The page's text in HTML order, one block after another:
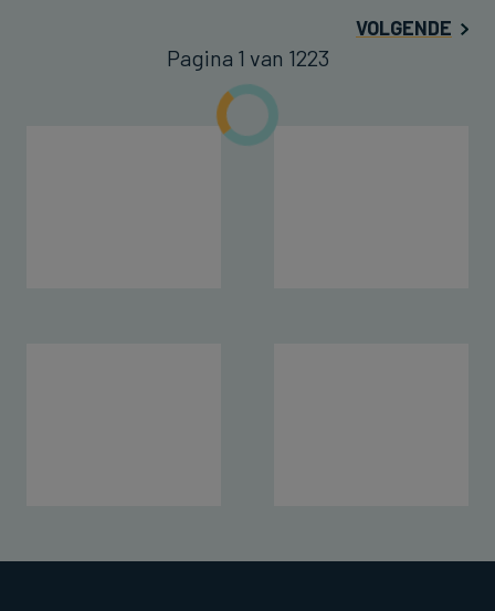
VOLGENDE
Pagina 1 van 1223